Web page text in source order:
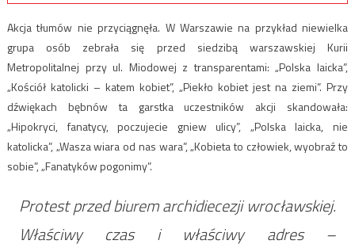
Akcja tłumów nie przyciągnęła. W Warszawie na przykład niewielka
grupa osób zebrała się przed siedzibą warszawskiej Kurii
Metropolitalnej przy ul. Miodowej z transparentami: „Polska laicka”,
„Kościół katolicki – katem kobiet”, „Piekło kobiet jest na ziemi”. Przy
dźwiękach bębnów ta garstka uczestników akcji skandowała:
„Hipokryci, fanatycy, poczujecie gniew ulicy”, „Polska laicka, nie
katolicka”, „Wasza wiara od nas wara”, „Kobieta to człowiek, wyobraź to
sobie”, „Fanatyków pogonimy”.
Protest przed biurem archidiecezji wrocławskiej.
Właściwy czas i właściwy adres –